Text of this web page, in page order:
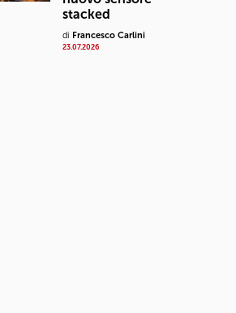
stacked
di Francesco Carlini
23.07.2026